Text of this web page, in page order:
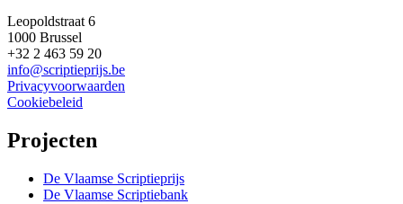
Leopoldstraat 6
1000 Brussel
+32 2 463 59 20
info@scriptieprijs.be
Privacyvoorwaarden
Cookiebeleid
Projecten
De Vlaamse Scriptieprijs
De Vlaamse Scriptiebank